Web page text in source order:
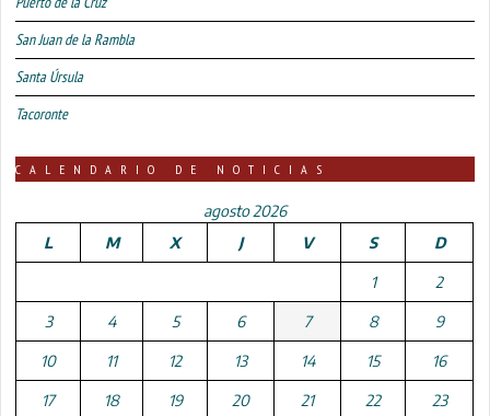
San Juan de la Rambla
Santa Úrsula
Tacoronte
CALENDARIO DE NOTICIAS
agosto 2026
L
M X J V S D
1 2
3 4 5 6 7 8 9
10 11 12 13 14 15 16
17 18 19 20 21 22 23